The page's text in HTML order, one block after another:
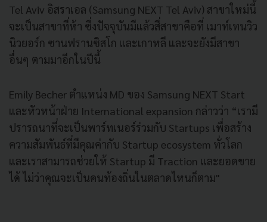
Tel Aviv อิสราเอล (Samsung NEXT Tel Aviv) สาขาใหม่นี้
จะเป็นสาขาที่ห้า ซึ่งปัจจุบันมีแล้วสี่สาขาคือที่ เมาท์เทนวิว
นิวยอร์ก ซานฟรานซิสโก และเกาหลี และจะยังมีสาขา
อื่นๆ ตามมาอีกในปีนี้
Emily Becher ตำแหน่ง MD ของ Samsung NEXT Start
และหัวหน้าฝ่าย International expansion กล่าวว่า “เรามี
ปรารถนาที่จะเป็นพาร์ทเนอร์ร่วมกับ Startups เพื่อสร้าง
ความสัมพันธ์ที่มีคุณค่ากับ Startup ecosystem ทั่วโลก
และเราสามารถช่วยให้ Startup มี Traction และยอดขาย
ได้ ไม่ว่าคุณจะเป็นคนท้องถิ่นในตลาดไหนก็ตาม"